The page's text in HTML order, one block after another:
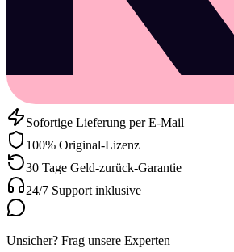
Sofortige Lieferung per E-Mail
100% Original-Lizenz
30 Tage Geld-zurück-Garantie
24/7 Support inklusive
Unsicher? Frag unsere Experten